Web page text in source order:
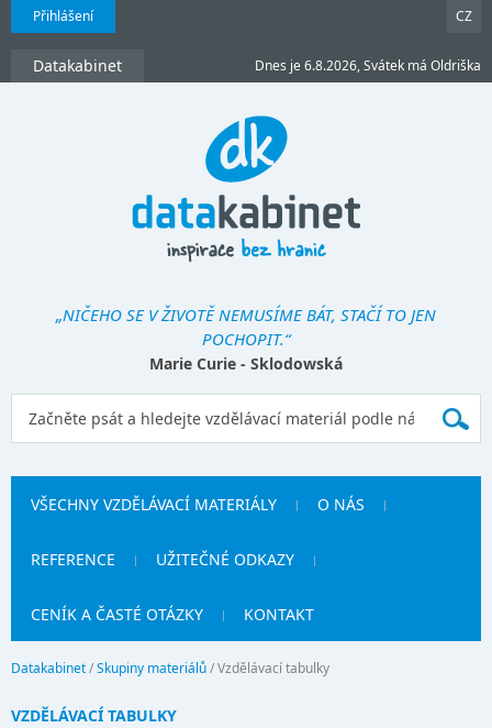
Přihlášení CZ
Datakabinet Dnes je 6.8.2026, Svátek má Oldriška
„NIČEHO SE V ŽIVOTĚ NEMUSÍME BÁT, STAČÍ TO JEN
POCHOPIT.“
Marie Curie - Sklodowská
VŠECHNY VZDĚLÁVACÍ MATERIÁLY O NÁS
REFERENCE UŽITEČNÉ ODKAZY
CENÍK A ČASTÉ OTÁZKY KONTAKT
Datakabinet/Skupiny materiálů/Vzdělávací tabulky
VZDĚLÁVACÍ TABULKY